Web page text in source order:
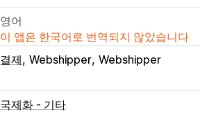
영어
이 앱은 한국어로 번역되지 않았습니다
결제 Webshipper Webshipper
국제화 - 기타